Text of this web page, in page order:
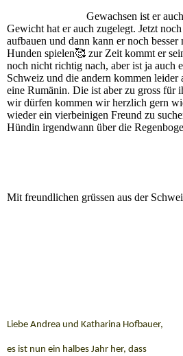
Gewachsen ist er
Gewicht hat er auch zugelegt. Jetzt
aufbauen und dann kann er noch besser
Hunden spielen🥰 zur Zeit kommt er
noch nicht richtig nach, aber ist ja auch
Schweiz und die andern kommen
eine Rumänin. Die ist aber zu gross für
wir dürfen kommen wir herzlich gern
wieder ein vierbeinigen Freund zu
Hündin irgendwann über die
Mit freundlichen grüssen aus der
Liebe Andrea und Katharina Hofbauer,
es ist nun ein halbes Jahr her, dass